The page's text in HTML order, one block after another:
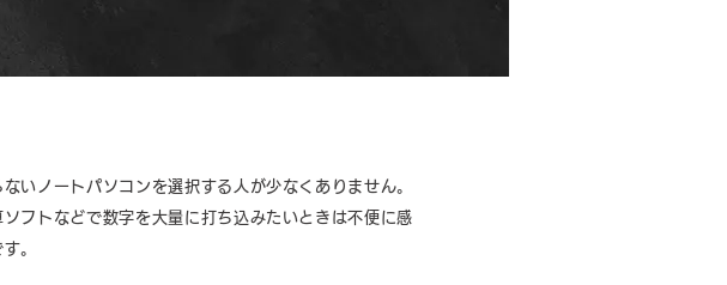
いノートパソコンを選択する人が少なくありません。
フトなどで数字を大量に打ち込みたいときは不便に感
。